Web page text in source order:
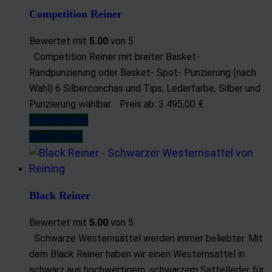
Competition Reiner
Bewertet mit 5.00 von 5
Competition Reiner mit breiter Basket-
Randpunzierung oder Basket- Spot- Punzierung (nach
Wahl) 6 Silberconchas und Tips, Lederfarbe, Silber und
Punzierung wählbar. Preis ab: 3 495,00 €
Weiterlesen
Quick View
Black Reiner
Bewertet mit 5.00 von 5
Schwarze Westernsättel werden immer beliebter. Mit
dem Black Reiner haben wir einen Westernsattel in